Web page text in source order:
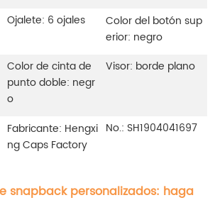
Ojalete: 6 ojales
Color del botón sup
erior: negro
Color de cinta de
punto doble: negr
o
Visor: borde plano
Fabricante: Hengxi
ng Caps Factory
No.: SH1904041697
snapback personalizados: haga